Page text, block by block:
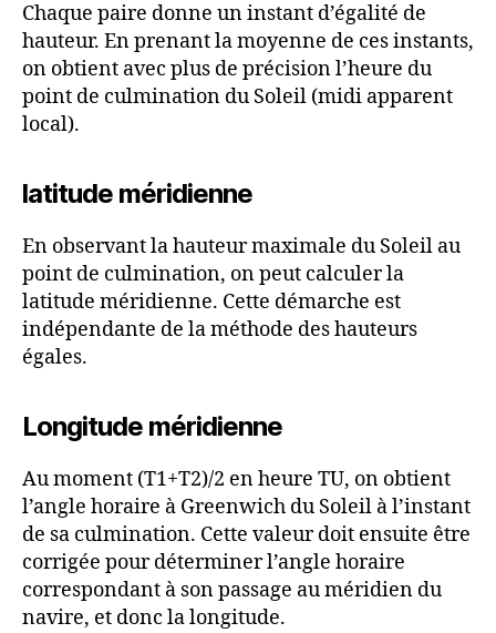
Chaque paire donne un instant d’égalité de
hauteur. En prenant la moyenne de ces instants,
on obtient avec plus de précision l’heure du
point de culmination du Soleil (midi apparent
local).
latitude méridienne
En observant la hauteur maximale du Soleil au
point de culmination, on peut calculer la
latitude méridienne. Cette démarche est
indépendante de la méthode des hauteurs
égales.
Longitude méridienne
Au moment (T1+T2)/2 en heure TU, on obtient
l’angle horaire à Greenwich du Soleil à l’instant
de sa culmination. Cette valeur doit ensuite être
corrigée pour déterminer l’angle horaire
correspondant à son passage au méridien du
navire, et donc la longitude.